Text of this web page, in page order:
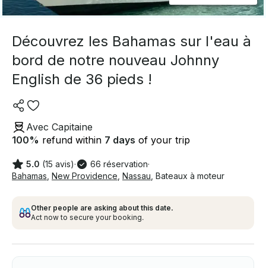
Découvrez les Bahamas sur l'eau à
bord de notre nouveau Johnny
English de 36 pieds !
Avec Capitaine
100% refund within 7 days of your trip
5.0 (15 avis)· 66 réservation·
Bahamas New Providence Nassau Bateaux à moteur
Other people are asking about this date.
Act now to secure your booking.